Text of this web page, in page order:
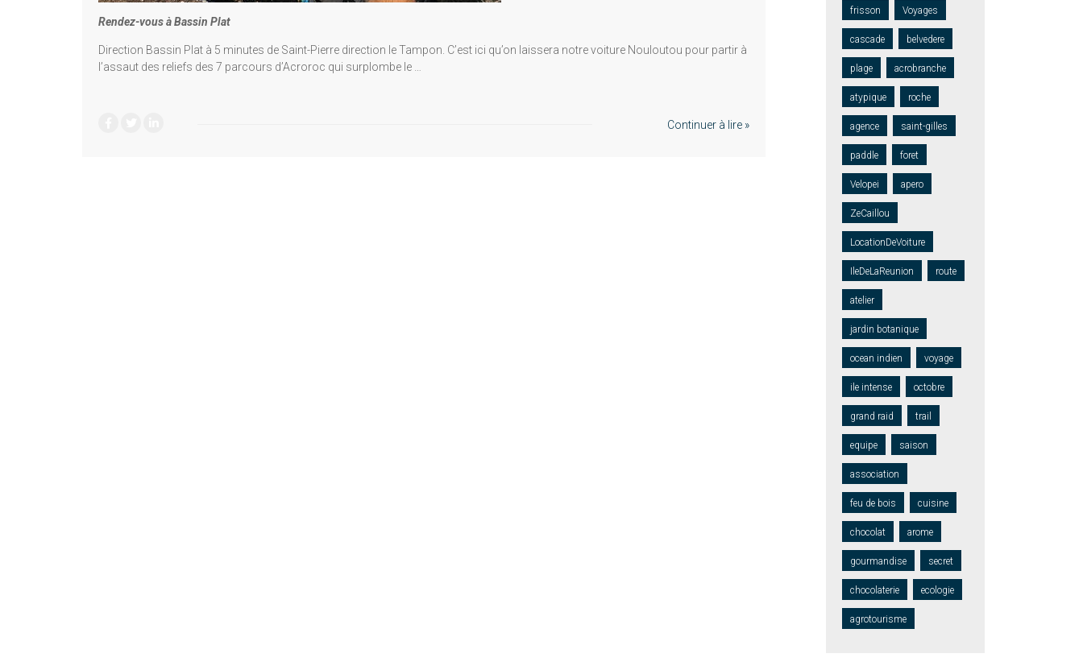
Rendez-vous à Bassin Plat
Direction Bassin Plat à 5 minutes de Saint-Pierre direction le Tampon. C’est ici qu’on laissera notre voiture Nouloutou pour partir à
l’assaut des reliefs des 7 parcours d’Acroroc qui surplombe le …
Continuer à lire »
frisson Voyages
cascade belvedere
plage acrobranche
atypique roche
agence saint-gilles
paddle foret
Velopei apero
ZeCaillou
LocationDeVoiture
IleDeLaReunion route
atelier
jardin botanique
ocean indien voyage
ile intense octobre
grand raid trail
equipe saison
association
feu de bois cuisine
chocolat arome
gourmandise secret
chocolaterie ecologie
agrotourisme